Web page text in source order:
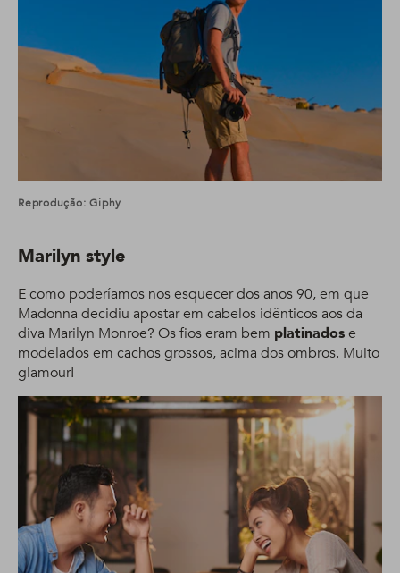
Reprodução: Giphy
Marilyn style
E como poderíamos nos esquecer dos anos 90, em que
Madonna decidiu apostar em cabelos idênticos aos da
diva Marilyn Monroe? Os fios eram bem platinadose
modelados em cachos grossos, acima dos ombros. Muito
glamour!